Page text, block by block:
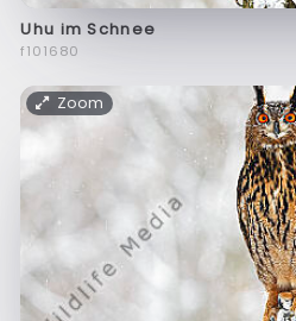
Uhu im Schnee
f101680
Zoom